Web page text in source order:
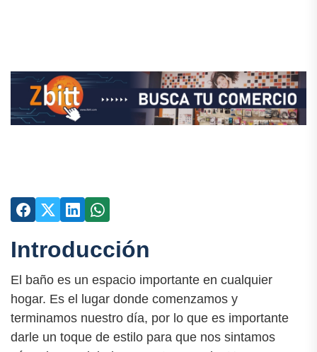
Introducción
El baño es un espacio importante en cualquier
hogar. Es el lugar donde comenzamos y
terminamos nuestro día, por lo que es importante
darle un toque de estilo para que nos sintamos